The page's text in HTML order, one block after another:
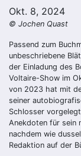
Okt. 8, 2024
© Jochen Quast
Passend zum
unbeschriebene
der Einladung des
Voltaire-Show im
von 2023 hat mit
seiner
Schlosser
Anekdoten für sein
nachdem wie
Redaktion auf der